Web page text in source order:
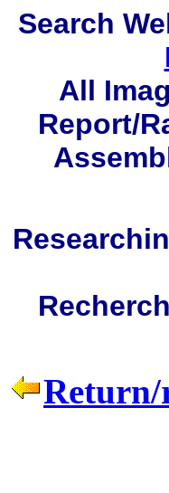
Search
All
Report/